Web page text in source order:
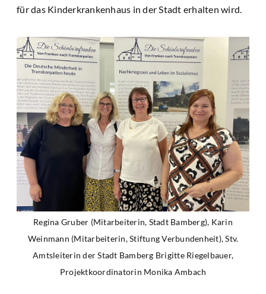
für das Kinderkrankenhaus in der Stadt erhalten wird.
Regina Gruber (Mitarbeiterin, Stadt Bamberg), Karin
Weinmann (Mitarbeiterin, Stiftung Verbundenheit), Stv.
Amtsleiterin der Stadt Bamberg Brigitte Riegelbauer,
Projektkoordinatorin Monika Ambach